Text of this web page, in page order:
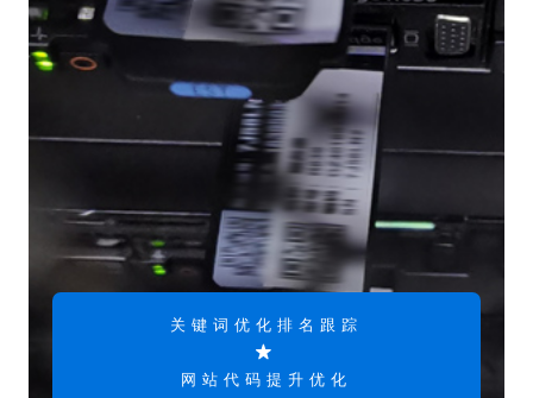
关键词优化排名跟踪
网站代码提升优化